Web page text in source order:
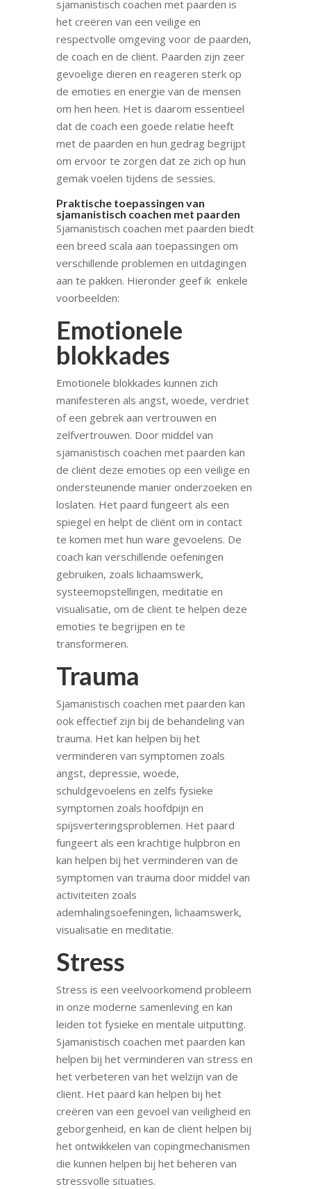
sjamanistisch coachen met paarden is
het creëren van een veilige en
respectvolle omgeving voor de paarden,
de coach en de cliënt. Paarden zijn zeer
gevoelige dieren en reageren sterk op
de emoties en energie van de mensen
om hen heen. Het is daarom essentieel
dat de coach een goede relatie heeft
met de paarden en hun gedrag begrijpt
om ervoor te zorgen dat ze zich op hun
gemak voelen tijdens de sessies.
Praktische toepassingen van
sjamanistisch coachen met paarden
Sjamanistisch coachen met paarden biedt
een breed scala aan toepassingen om
verschillende problemen en uitdagingen
aan te pakken. Hieronder geef ik enkele
voorbeelden:
Emotionele
blokkades
Emotionele blokkades kunnen zich
manifesteren als angst, woede, verdriet
of een gebrek aan vertrouwen en
zelfvertrouwen. Door middel van
sjamanistisch coachen met paarden kan
de cliënt deze emoties op een veilige en
ondersteunende manier onderzoeken en
loslaten. Het paard fungeert als een
spiegel en helpt de cliënt om in contact
te komen met hun ware gevoelens. De
coach kan verschillende oefeningen
gebruiken, zoals lichaamswerk,
systeemopstellingen, meditatie en
visualisatie, om de cliënt te helpen deze
emoties te begrijpen en te
transformeren.
Trauma
Sjamanistisch coachen met paarden kan
ook effectief zijn bij de behandeling van
trauma. Het kan helpen bij het
verminderen van symptomen zoals
angst, depressie, woede,
schuldgevoelens en zelfs fysieke
symptomen zoals hoofdpijn en
spijsverteringsproblemen. Het paard
fungeert als een krachtige hulpbron en
kan helpen bij het verminderen van de
symptomen van trauma door middel van
activiteiten zoals
ademhalingsoefeningen, lichaamswerk,
visualisatie en meditatie.
Stress
Stress is een veelvoorkomend probleem
in onze moderne samenleving en kan
leiden tot fysieke en mentale uitputting.
Sjamanistisch coachen met paarden kan
helpen bij het verminderen van stress en
het verbeteren van het welzijn van de
cliënt. Het paard kan helpen bij het
creëren van een gevoel van veiligheid en
geborgenheid, en kan de cliënt helpen bij
het ontwikkelen van copingmechanismen
die kunnen helpen bij het beheren van
stressvolle situaties.